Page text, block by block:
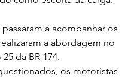
a acompanhar os
a abordagem no
da BR-174.
os motoristas